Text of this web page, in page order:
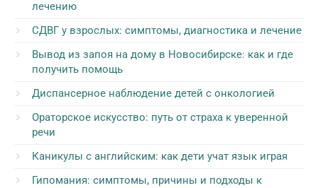
лечению
СДВГ у взрослых: симптомы, диагностика и лечение
Вывод из запоя на дому в Новосибирске: как и где
получить помощь
Диспансерное наблюдение детей с онкологией
Ораторское искусство: путь от страха к уверенной
речи
Каникулы с английским: как дети учат язык играя
Гипомания: симптомы, причины и подходы к